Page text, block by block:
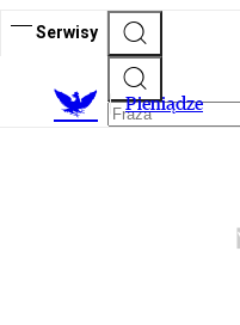
Serwisy
Pieniądze